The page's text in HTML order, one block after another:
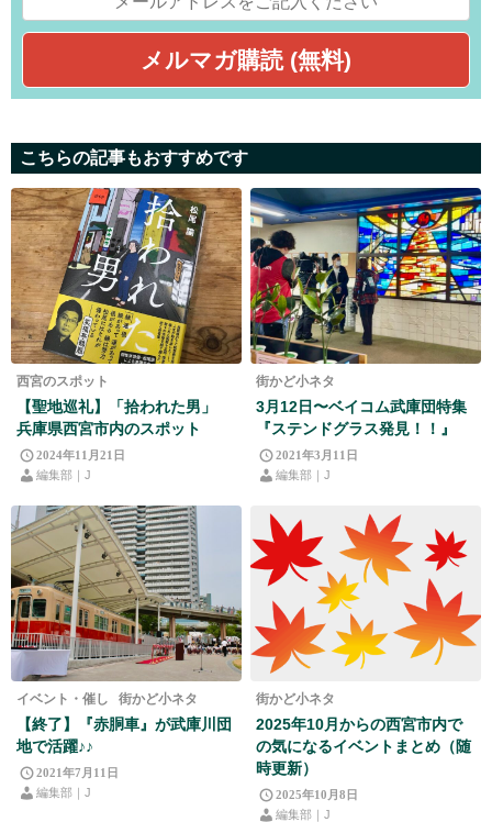
こちらの記事もおすすめです
西宮のスポット
【聖地巡礼】「拾われた男」
兵庫県西宮市内のスポット
2024年11月21日
編集部｜J
街かど小ネタ
3月12日〜ベイコム武庫団特集
『ステンドグラス発見！！』
2021年3月11日
編集部｜J
イベント・催し 街かど小ネタ
【終了】『赤胴車』が武庫川団
地で活躍♪♪
2021年7月11日
編集部｜J
街かど小ネタ
2025年10月からの西宮市内で
の気になるイベントまとめ（随
時更新）
2025年10月8日
編集部｜J